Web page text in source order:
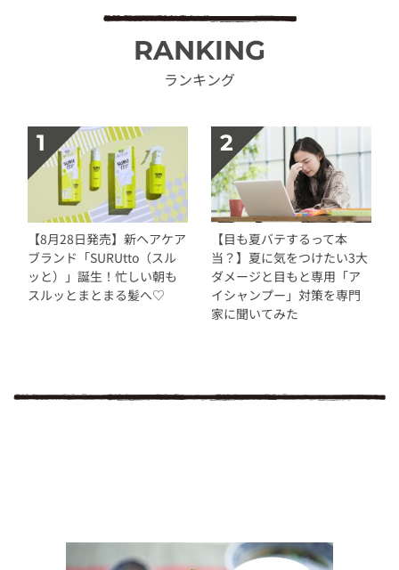
RANKING
ランキング
【8月28日発売】新ヘアケア
ブランド「SURUtto（スル
ッと）」誕生！忙しい朝も
スルッとまとまる髪へ♡
【目も夏バテするって本
当？】夏に気をつけたい3大
ダメージと目もと専用「ア
イシャンプー」対策を専門
家に聞いてみた